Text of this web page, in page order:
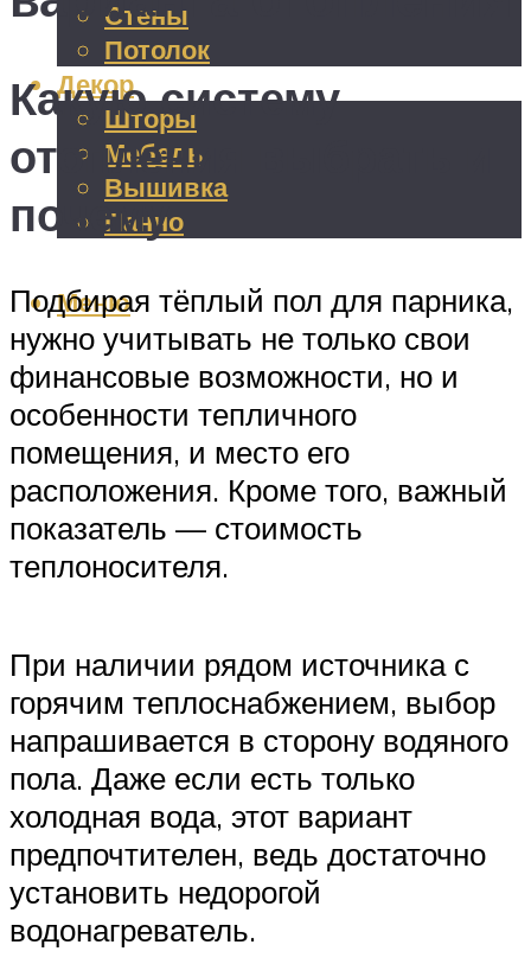
Стены
Потолок
Декор
Шторы
Мебель
Вышивка
Панно
Меню
Какую систему
отопления выбрать и
почему
Подбирая тёплый пол для парника,
нужно учитывать не только свои
финансовые возможности, но и
особенности тепличного
помещения, и место его
расположения. Кроме того, важный
показатель — стоимость
теплоносителя.
При наличии рядом источника с
горячим теплоснабжением, выбор
напрашивается в сторону водяного
пола. Даже если есть только
холодная вода, этот вариант
предпочтителен, ведь достаточно
установить недорогой
водонагреватель.